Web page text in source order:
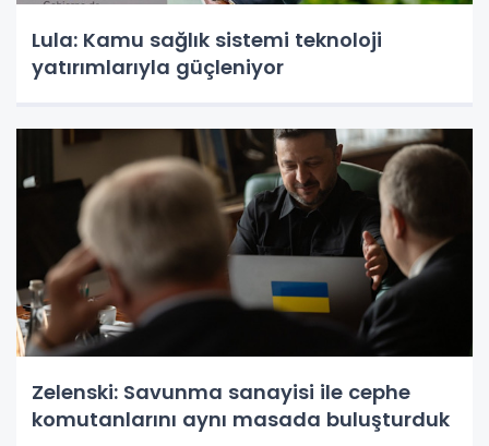
Lula: Kamu sağlık sistemi teknoloji
yatırımlarıyla güçleniyor
Zelenski: Savunma sanayisi ile cephe
komutanlarını aynı masada buluşturduk